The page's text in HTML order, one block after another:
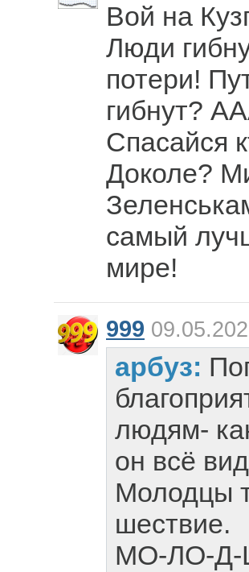
Вой на
Люди
потери!
гибнут?
Спасайся
Доколе?
самый
мире!
999
арбуз:
людям-
он всё
Молодцы
шествие.
МО-ЛО-